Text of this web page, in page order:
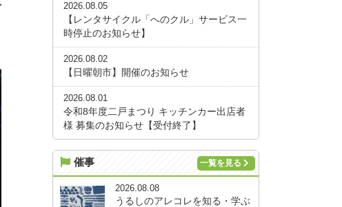
2026.08.05
【レンタサイクル「へのクル」サービス一
時停止のお知らせ】
2026.08.02
【日曜朝市】開催のお知らせ
2026.08.01
令和8年度二戸まつり キッチンカー出店者
様 募集のお知らせ【受付終了】
催事 一覧を見る
2026.08.08
うるしのアレコレを知る・学ぶ